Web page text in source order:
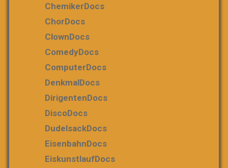
ChemikerDocs
ChorDocs
ClownDocs
ComedyDocs
ComputerDocs
DenkmalDocs
DirigentenDocs
DiscoDocs
DudelsackDocs
EisenbahnDocs
EiskunstlaufDocs